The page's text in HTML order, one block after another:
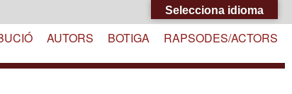
AUTORS BOTIGA RAPSODES/ACTORS
Selecciona idioma